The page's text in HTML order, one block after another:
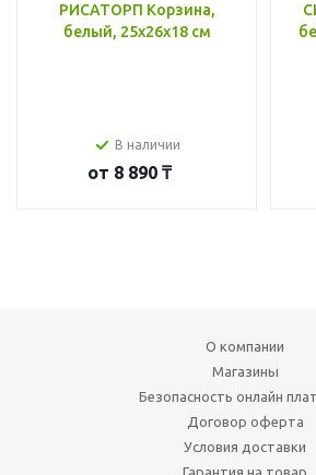
РИСАТОРП Корзина,
белый, 25x26x18 см
В наличии
от 8 890 ₸
О компании
Магазины
Безопасность онлайн
Договор оферта
Условия доставки
Гарантия на товар